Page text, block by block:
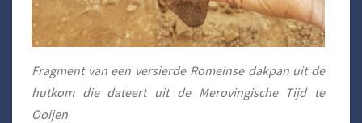
Fragment van een versierde Romeinse dakpan uit de
hutkom die dateert uit de Merovingische Tijd te
Ooijen